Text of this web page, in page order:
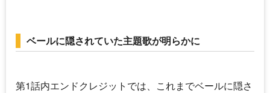
ベールに隠されていた主題歌が明らかに
第1話内エンドクレジットでは、これまでベールに隠さ